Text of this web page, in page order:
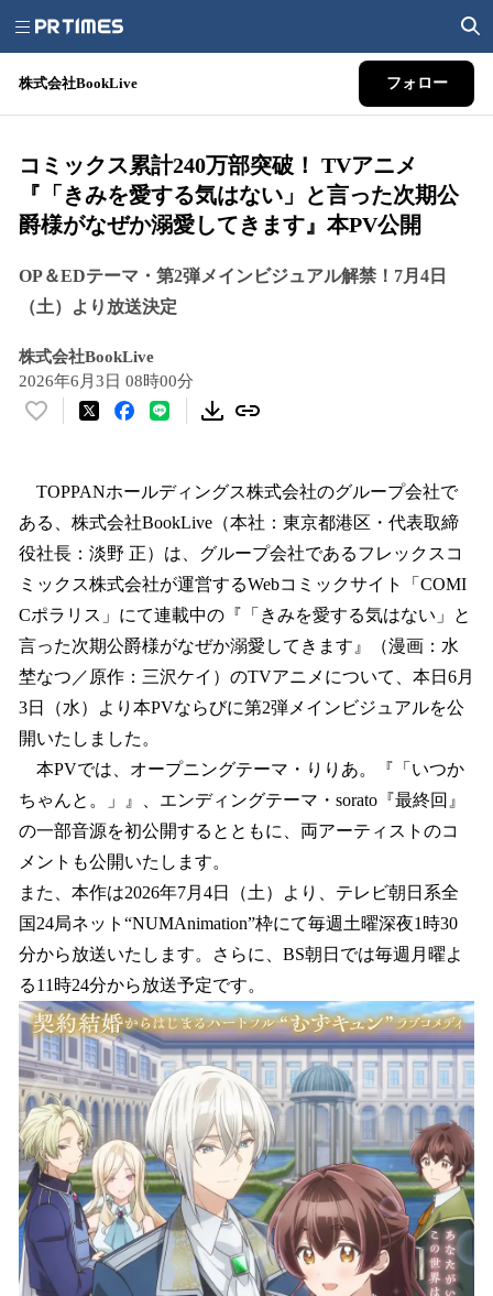
株式会社BookLive フォロー
コミックス累計240万部突破！ TVアニメ
『「きみを愛する気はない」と言った次期公
爵様がなぜか溺愛してきます』本PV公開
OP＆EDテーマ・第2弾メインビジュアル解禁！7月4日
（土）より放送決定
株式会社BookLive
2026年6月3日 08時00分
い
！
数
を
読
み
込
み
中
で
す
TOPPANホールディングス株式会社のグループ会社で
ある、株式会社BookLive（本社：東京都港区・代表取締
役社長：淡野 正）は、グループ会社であるフレックスコ
ミックス株式会社が運営するWebコミックサイト「COMI
Cポラリス」にて連載中の『「きみを愛する気はない」と
言った次期公爵様がなぜか溺愛してきます』（漫画：水
埜なつ／原作：三沢ケイ）のTVアニメについて、本日6月
3日（水）より本PVならびに第2弾メインビジュアルを公
開いたしました。
本PVでは、オープニングテーマ・りりあ。『「いつか
ちゃんと。」』、エンディングテーマ・sorato『最終回』
の一部音源を初公開するとともに、両アーティストのコ
メントも公開いたします。
また、本作は2026年7月4日（土）より、テレビ朝日系全
国24局ネット“NUMAnimation”枠にて毎週土曜深夜1時30
分から放送いたします。さらに、BS朝日では毎週月曜よ
る11時24分から放送予定です。